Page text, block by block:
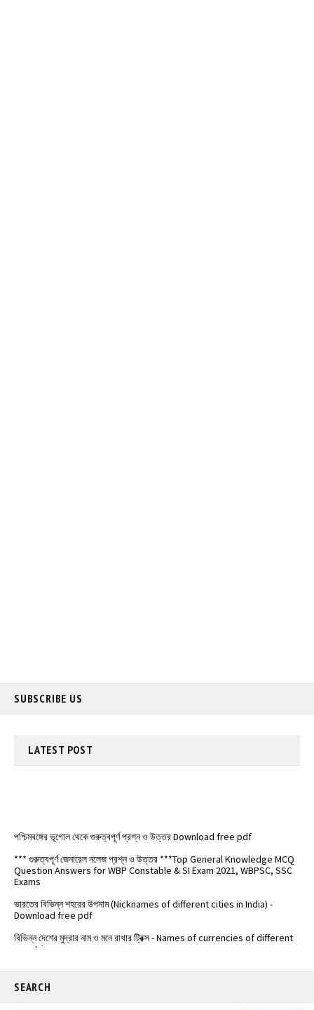
SUBSCRIBE US
LATEST POST
*** গুরুত্বপূর্ণ জেনারেল নলেজ প্রশ্ন ও উত্তর ***Top General Knowledge MCQ
Question Answers for WBP Constable & SI Exam 2021, WBPSC, SSC
Exams
ভারতের বিভিন্ন শহরের উপনাম (Nicknames of different cities in India) -
Download free pdf
বিভিন্ন দেশের মুদ্রার নাম ও মনে রাখার ট্রিক্স - Names of currencies of different
countries
SEARCH